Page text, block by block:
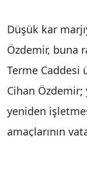
Düşük kar
Özdemir, buna
Terme Caddesi
Cihan Özdemir;
yeniden
amaçlarının